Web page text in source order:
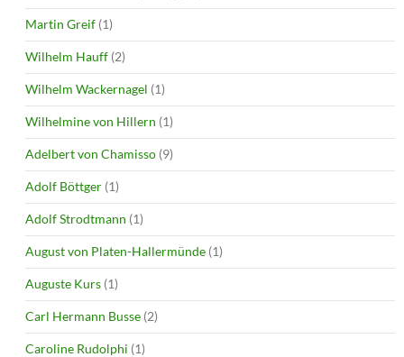
Martin Greif (1)
Wilhelm Hauff (2)
Wilhelm Wackernagel (1)
Wilhelmine von Hillern (1)
Adelbert von Chamisso (9)
Adolf Böttger (1)
Adolf Strodtmann (1)
August von Platen-Hallermünde (1)
Auguste Kurs (1)
Carl Hermann Busse (2)
Caroline Rudolphi (1)